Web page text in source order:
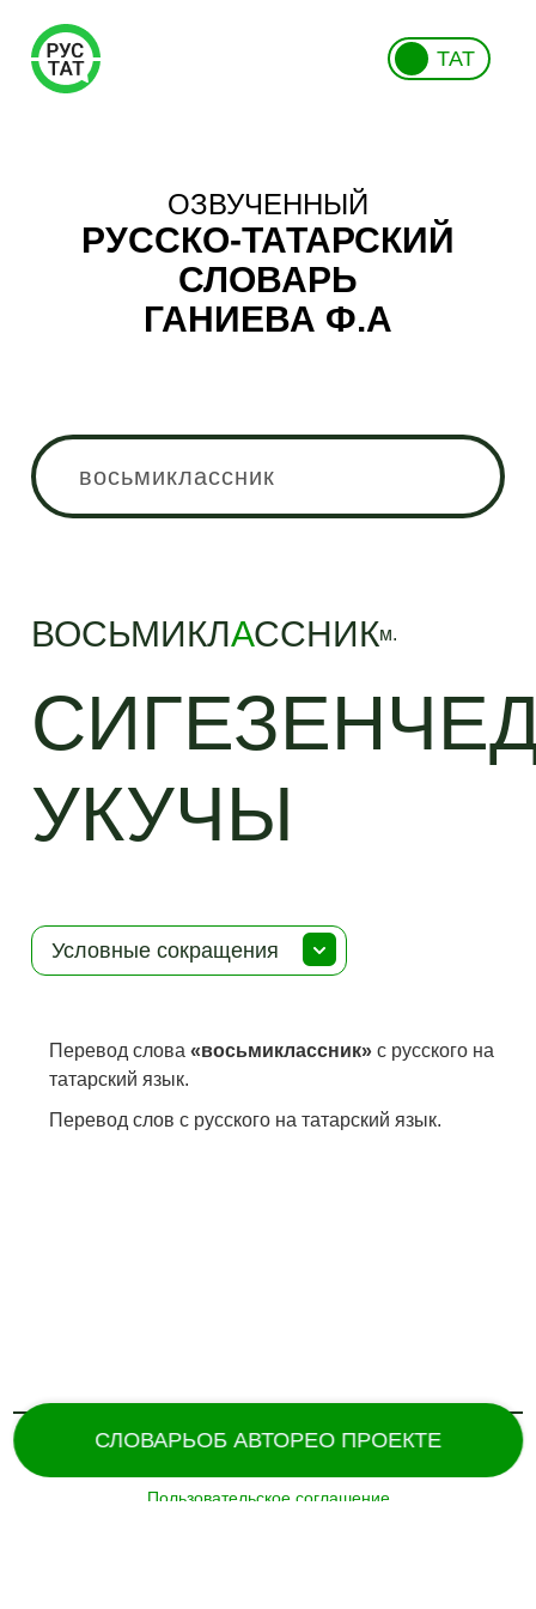
СЛОВАРЬОБ АВТОРЕО ПРОЕКТЕ
ТАТ
ОЗВУЧЕННЫЙ
РУССКО-ТАТАРСКИЙ
СЛОВАРЬ
ГАНИЕВА Ф.А
ВОСЬМИКЛАССНИКм.
УКУЧЫ
Условные сокращения
Перевод слова«восьмиклассник» с русского на
татарский язык.
Перевод слов с русского на татарский язык.
Пользовательское соглашение